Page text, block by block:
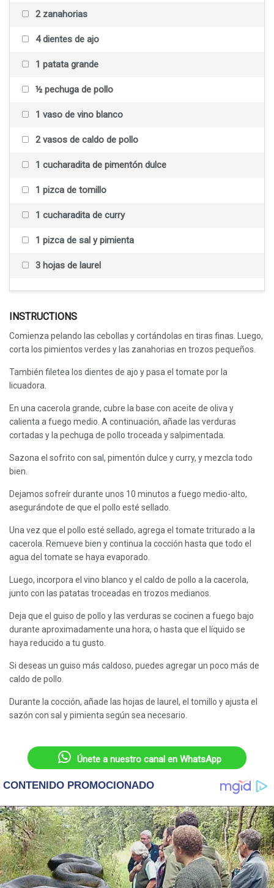
2 zanahorias
4 dientes de ajo
1 patata grande
½ pechuga de pollo
1 vaso de vino blanco
2 vasos de caldo de pollo
1 cucharadita de pimentón dulce
1 pizca de tomillo
1 cucharadita de curry
1 pizca de sal y pimienta
3 hojas de laurel
INSTRUCTIONS
Comienza pelando las cebollas y cortándolas en tiras finas. Luego,
corta los pimientos verdes y las zanahorias en trozos pequeños.
También filetea los dientes de ajo y pasa el tomate por la
licuadora.
En una cacerola grande, cubre la base con aceite de oliva y
calienta a fuego medio. A continuación, añade las verduras
cortadas y la pechuga de pollo troceada y salpimentada.
Sazona el sofrito con sal, pimentón dulce y curry, y mezcla todo
bien.
Dejamos sofreír durante unos 10 minutos a fuego medio-alto,
asegurándote de que el pollo esté sellado.
Una vez que el pollo esté sellado, agrega el tomate triturado a la
cacerola. Remueve bien y continua la cocción hasta que todo el
agua del tomate se haya evaporado.
Luego, incorpora el vino blanco y el caldo de pollo a la cacerola,
junto con las patatas troceadas en trozos medianos.
Deja que el guiso de pollo y las verduras se cocinen a fuego bajo
durante aproximadamente una hora, o hasta que el líquido se
haya reducido a tu gusto.
Si deseas un guiso más caldoso, puedes agregar un poco más de
caldo de pollo.
Durante la cocción, añade las hojas de laurel, el tomillo y ajusta el
sazón con sal y pimienta según sea necesario.
Únete a nuestro canal en WhatsApp